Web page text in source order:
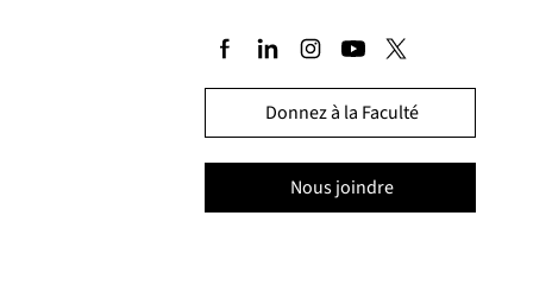
Donnez à la Faculté
Nous joindre